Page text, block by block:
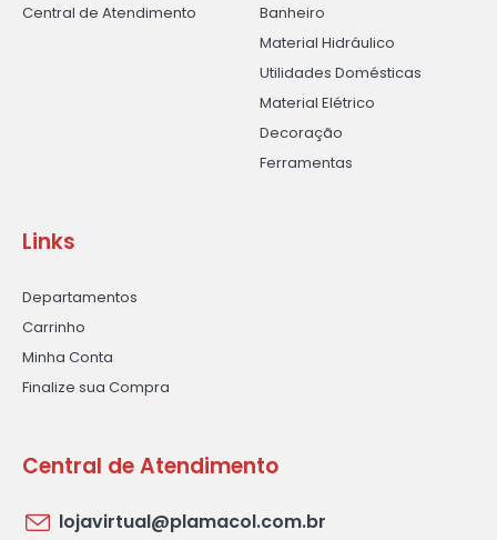
Central de Atendimento
Banheiro
Material Hidráulico
Utilidades Domésticas
Material Elétrico
Decoração
Ferramentas
Links
Departamentos
Carrinho
Minha Conta
Finalize sua Compra
Central de Atendimento
lojavirtual@plamacol.com.br